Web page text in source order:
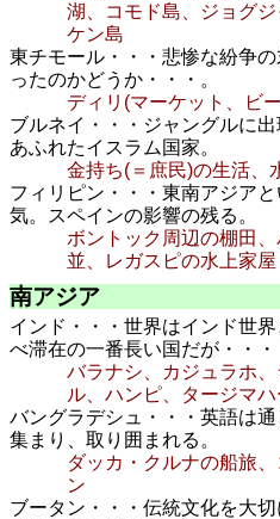
湖、コモド島、ジョグ
ケン島
東チモール・・・悲惨な紛争
ったのかどうか・・・。
ディリ(マーケット、ビ
ブルネイ・・・ジャングルに
あふれたイスラム国家。
金持ち(＝庶民)の生活、
フィリピン・・・東南アジア
気。スペインの影響の残る。
ボントック周辺の棚田
並、レガスピの水上家屋
南アジア
インド・・・世界はインド世
べ滞在の一番長い国だが・・・
バラナシ、カジュラホ
ル、ハンピ、タージマ
バングラデシュ・・・英語は
集まり、取り囲まれる。
ダッカ・クルナの船旅
ン
ブータン・・・伝統文化を大